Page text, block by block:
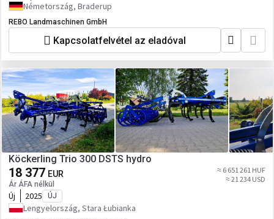
Németország, Braderup
REBO Landmaschinen GmbH
Kapcsolatfelvétel az eladóval
Köckerling Trio 300 DSTS hydro
18 377 EUR
Ár ÁFA nélkül
≈ 6 651 261 HUF
≈ 21 234 USD
Új 2025 ÚJ
Lengyelország, Stara Łubianka